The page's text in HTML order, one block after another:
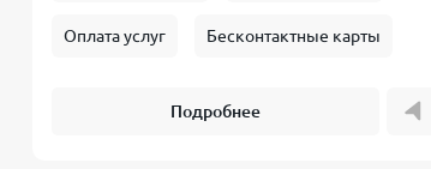
Оплата услуг Бесконтактные карты
Подробнее